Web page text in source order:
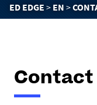
You
are
ED EDGE EN
Contact